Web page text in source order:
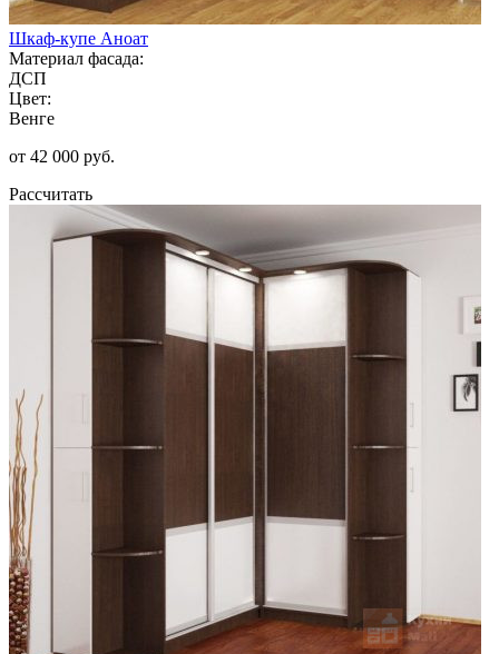
Шкаф-купе Аноат
Материал фасада:
ДСП
Цвет:
Венге
от 42 000 руб.
Рассчитать